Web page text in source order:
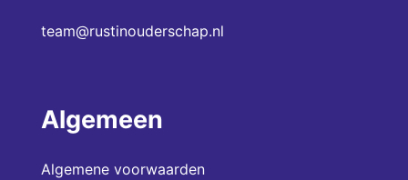
team@rustinouderschap.nl
Algemeen
Algemene voorwaarden